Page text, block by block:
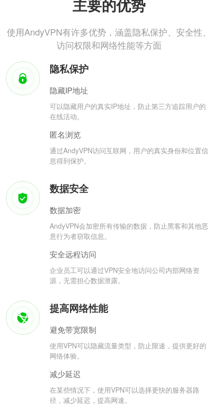
主要的优势
使用AndyVPN有许多优势，涵盖隐私保护、安全性、
访问权限和网络性能等方面
隐私保护
隐藏IP地址
可以隐藏用户的真实IP地址，防止第三方追踪用户的
在线活动。
匿名浏览
通过AndyVPN访问互联网，用户的真实身份和位置信
息得到保护。
数据安全
数据加密
AndyVPN会加密所有传输的数据，防止黑客和其他恶
意行为者窃取信息。
安全远程访问
企业员工可以通过VPN安全地访问公司内部网络资
源，无需担心数据泄露。
提高网络性能
避免带宽限制
使用VPN可以隐藏流量类型，防止限速，提供更好的
网络体验。
减少延迟
在某些情况下，使用VPN可以选择更快的服务器路
径，减少延迟，提高网速。